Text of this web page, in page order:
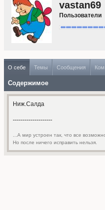
vastan69
Пользователи
О себе Темы Сообщения
Содержимое
Ниж.Салда
--------------------
...А мир устроен так, что все
Но после ничего исправить нельзя.